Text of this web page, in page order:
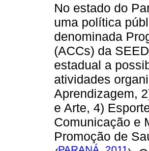
No estado do
uma política
denominada
(ACCs) da
estadual a
atividades
Aprendizagem,
e Arte, 4)
Comunicação e
Promoção de